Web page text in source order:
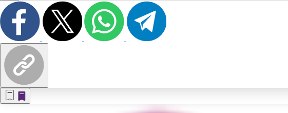
Terakhir